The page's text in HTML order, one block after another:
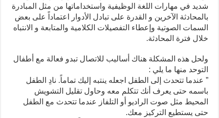
شديد في مهارات اللغة الوظيفية واستخداماتها من مثل المبادرة
بالمحادثة الآخرين و القدرة على تبادل الأدوار اعتماداً على بعض
السمات الصوتية وإعطاء التفصيلات الكلامية والمتابعة و الانتباه
خلال فترة المحادثة.
ولحل هذه المشكلة هناك أساليب للاتصال تبدو فعالة مع أطفال
التوحد منها ما يلي :
” عندما تتحدث إلى الطفل اجعله ينتبه إليك تماماً. نادِ الطفل
باسمه حتى يعرف أنك تتكلم معه وحاول تقليل التشويش
المحيط مثل صوت الراديو أو التلفاز عندما تتحدث مع الطفل
حتى يستطيع التركيز معك.